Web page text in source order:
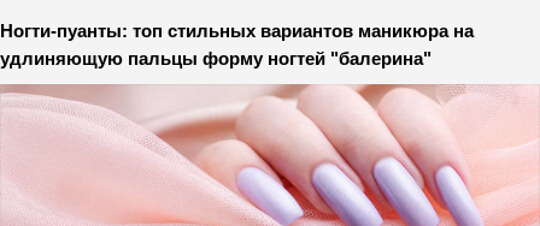
Ногти-пуанты: топ стильных вариантов маникюра на
удлиняющую пальцы форму ногтей "балерина"